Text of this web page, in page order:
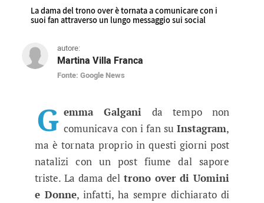
La dama del trono over è tornata a comunicare con i
suoi fan attraverso un lungo messaggio sui social
autore:
Martina Villa Franca
Fonte: Google News
Uomini e Donne, lo sfogo di
G emma Galgani da tempo non
comunicava con i fan suInstagram,
ma è tornata proprio in questi giorni post
natalizi con un post fiume dal sapore
triste. La dama deltrono over di Uomini
e Donne, infatti, ha sempre dichiarato di